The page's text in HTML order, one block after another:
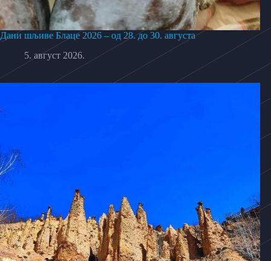
Дани шљиве Блаце 2026 – од 28. до 30. августа
5. август 2026.